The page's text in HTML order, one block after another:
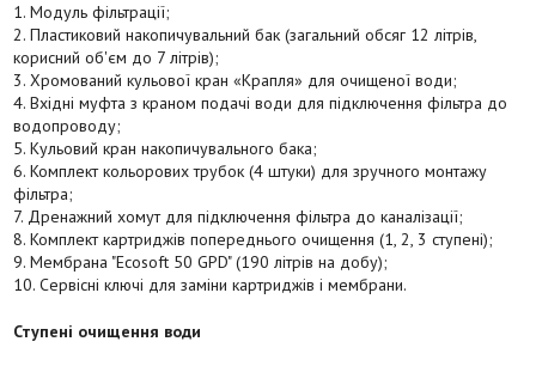
1. Модуль фільтрації;
2. Пластиковий накопичувальний бак (загальний обсяг 12 літрів,
корисний об'єм до 7 літрів);
3. Хромований кульової кран «Крапля» для очищеної води;
4. Вхідні муфта з краном подачі води для підключення фільтра до
водопроводу;
5. Кульовий кран накопичувального бака;
6. Комплект кольорових трубок (4 штуки) для зручного монтажу
фільтра;
7. Дренажний хомут для підключення фільтра до каналізації;
8. Комплект картриджів попереднього очищення (1, 2, 3 ступені);
9. Мембрана "Ecosoft 50 GPD" (190 літрів на добу);
10. Сервісні ключі для заміни картриджів і мембрани.
Ступені очищення води